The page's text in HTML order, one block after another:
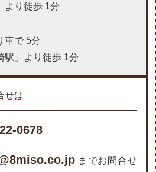
より徒歩 1分
車で 5分
駅」より徒歩 1分
せは
0678
までお問合せ